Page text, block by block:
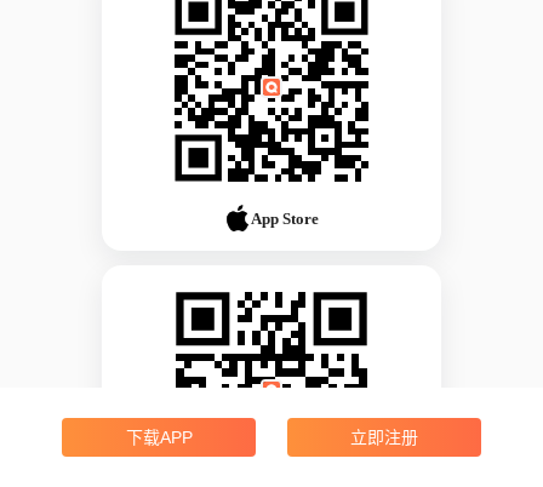
App Store
下载APP 立即注册